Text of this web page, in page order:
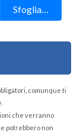
Sfoglia…
comunque ti
che verranno
potrebbero non